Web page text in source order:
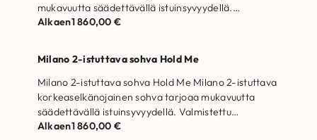
mukavuutta säädettävällä istuinsyvyydellä.
Valmistettu Suomessa. Runkorakenne on valmistettu
Alkaen1 860,00€
Milano 2-istuttava sohva Hold Me
Milano 2-istuttava sohva Hold Me Milano 2-istuttava
korkeaselkänojainen sohva tarjoaa mukavuutta
säädettävällä istuinsyvyydellä. Valmistettu
Suomessa. Runkorakenne on valmistettu
Alkaen1 860,00€